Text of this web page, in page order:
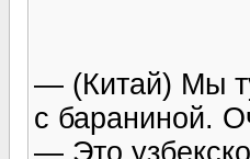
— (Китай) Мы
с бараниной.
— Это